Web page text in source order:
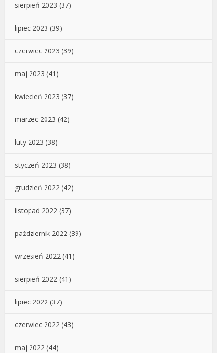
sierpień 2023 (37)
lipiec 2023 (39)
czerwiec 2023 (39)
maj 2023 (41)
kwiecień 2023 (37)
marzec 2023 (42)
luty 2023 (38)
styczeń 2023 (38)
grudzień 2022 (42)
listopad 2022 (37)
październik 2022 (39)
wrzesień 2022 (41)
sierpień 2022 (41)
lipiec 2022 (37)
czerwiec 2022 (43)
maj 2022 (44)